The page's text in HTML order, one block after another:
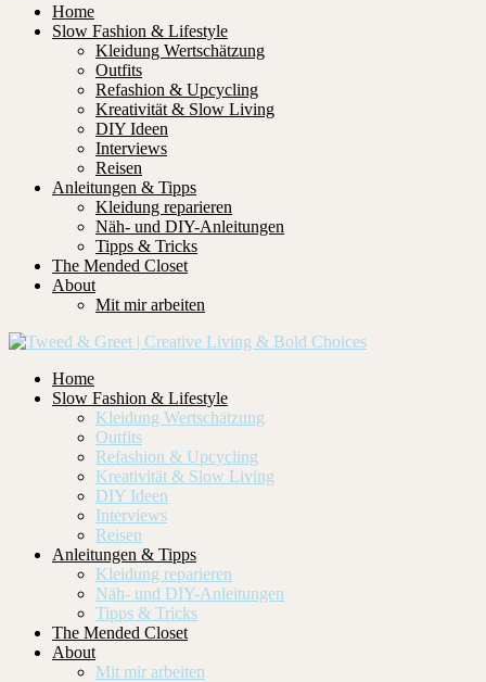
Home
Slow Fashion & Lifestyle
Kleidung Wertschätzung
Outfits
Refashion & Upcycling
Kreativität & Slow Living
DIY Ideen
Interviews
Reisen
Anleitungen & Tipps
Kleidung reparieren
Näh- und DIY-Anleitungen
Tipps & Tricks
The Mended Closet
About
Mit mir arbeiten
Home
Slow Fashion & Lifestyle
Kleidung Wertschätzung
Outfits
Refashion & Upcycling
Kreativität & Slow Living
DIY Ideen
Interviews
Reisen
Anleitungen & Tipps
Kleidung reparieren
Näh- und DIY-Anleitungen
Tipps & Tricks
The Mended Closet
About
Mit mir arbeiten